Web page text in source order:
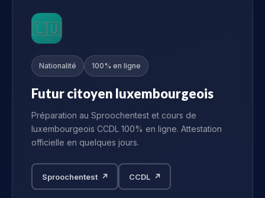
🇱🇺
Nationalité 100% en ligne
Futur citoyen luxembourgeois
Préparation au Sproochentest et cours de
luxembourgeois CCDL 100% en ligne. Attestation
officielle en quelques jours.
Sproochentest ↗ CCDL ↗